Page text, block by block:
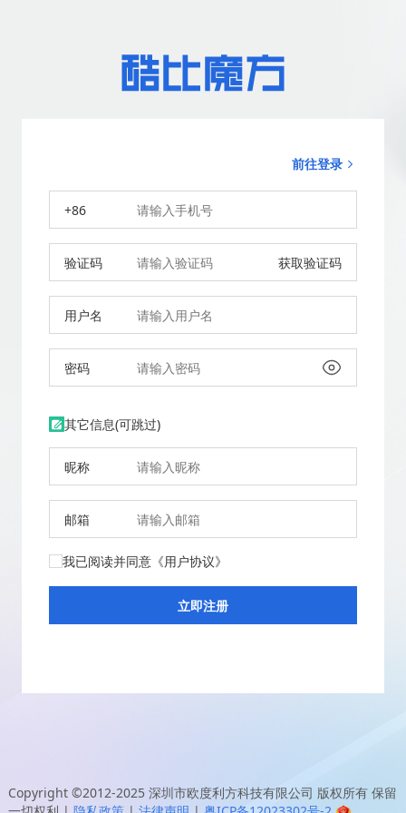
前往登录
+86
验证码 获取验证码
用户名
密码
其它信息(可跳过)
昵称
邮箱
我已阅读并同意 《用户协议》
Copyright ©2012-2025 深圳市欧度利方科技有限公司 版权所有 保留